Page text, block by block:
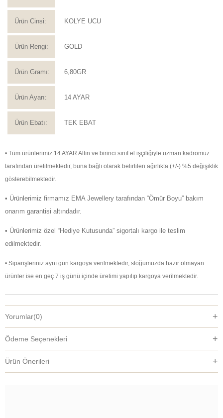
Ürün Cinsi: KOLYE UCU
Ürün Rengi: GOLD
Ürün Gramı: 6,80GR
Ürün Ayarı: 14 AYAR
Ürün Ebatı: TEK EBAT
• Tüm ürünlerimiz 14 AYAR Altın ve birinci sınıf el işçiliğiyle uzman kadromuz
tarafından üretilmektedir, buna bağlı olarak belirtilen ağırlıkta (+/-) %5 değişiklik
gösterebilmektedir.
• Ürünlerimiz firmamız EMA Jewellery tarafından “Ömür Boyu” bakım
onarım garantisi altındadır.
• Ürünlerimiz özel “Hediye Kutusunda” sigortalı kargo ile teslim
edilmektedir.
• Siparişleriniz aynı gün kargoya verilmektedir, stoğumuzda hazır olmayan
ürünler ise en geç 7 iş günü içinde üretimi yapılıp kargoya verilmektedir.
Yorumlar(0)
Ödeme Seçenekleri
Ürün Önerileri